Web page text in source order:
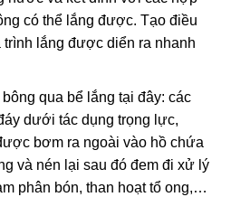
có thể lắng được. Tạo điều
lắng được diển ra nhanh
qua bể lắng tại đây: các
dưới tác dụng trọng lực,
bơm ra ngoài vào hồ chứa
và nén lại sau đó đem đi xử lý
phân bón, than hoạt tổ ong,…